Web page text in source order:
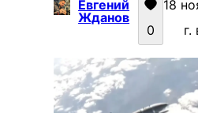
Евгений
Жданов
0
18
г.